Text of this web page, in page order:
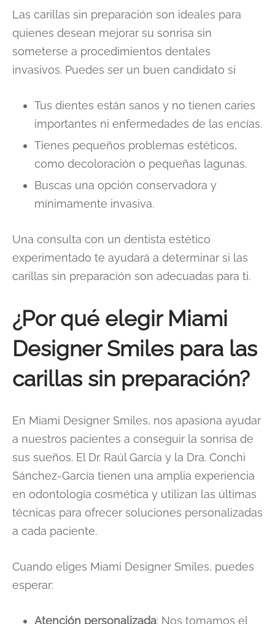
Las carillas sin preparación son ideales para
quienes desean mejorar su sonrisa sin
someterse a procedimientos dentales
invasivos. Puedes ser un buen candidato si
Tus dientes están sanos y no tienen caries
importantes ni enfermedades de las encías.
Tienes pequeños problemas estéticos,
como decoloración o pequeñas lagunas.
Buscas una opción conservadora y
mínimamente invasiva.
Una consulta con un dentista estético
experimentado te ayudará a determinar si las
carillas sin preparación son adecuadas para ti.
¿Por qué elegir Miami
Designer Smiles para las
carillas sin preparación?
En Miami Designer Smiles, nos apasiona ayudar
a nuestros pacientes a conseguir la sonrisa de
sus sueños. El Dr. Raúl García y la Dra. Conchi
Sánchez-García tienen una amplia experiencia
en odontología cosmética y utilizan las últimas
técnicas para ofrecer soluciones personalizadas
a cada paciente.
Cuando eliges Miami Designer Smiles, puedes
esperar:
Atención personalizada: Nos tomamos el